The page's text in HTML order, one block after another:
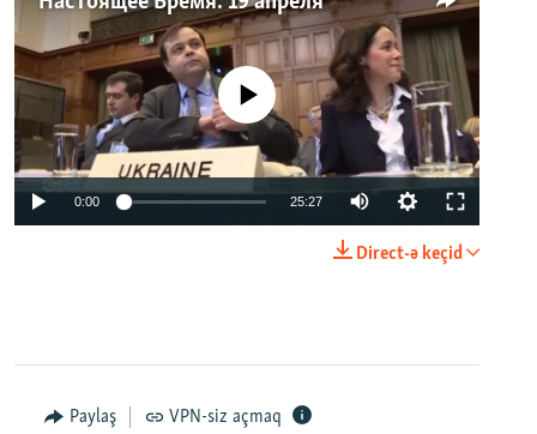
No media source currently available
0:00 25:27
Direct-ə keçid
Paylaş VPN-siz açmaq